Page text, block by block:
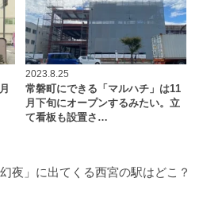
2023.8.25
常磐町にできる「マルハチ」は11
月下旬にオープンするみたい。立
て看板も設置さ…
夜」に出てくる西宮の駅はどこ？